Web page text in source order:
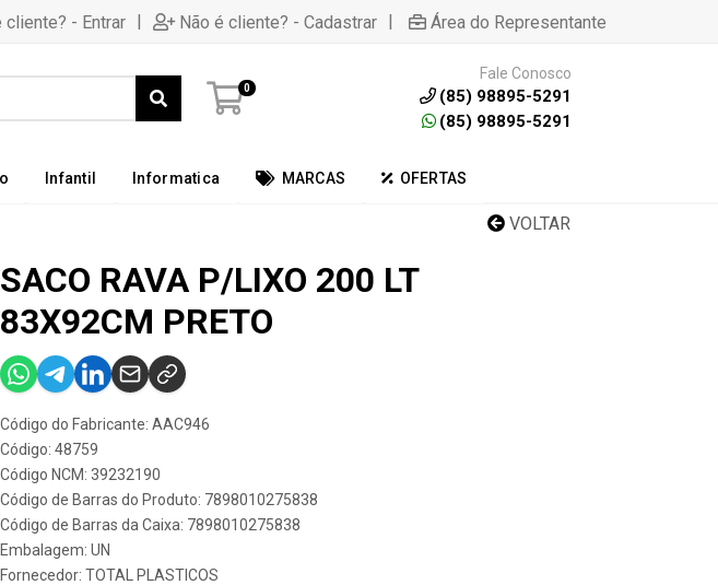
cliente? - Entrar | Não é cliente? - Cadastrar | Área do Representante
0
Fale Conosco
(85) 98895-5291
(85) 98895-5291
Infantil Informatica MARCAS OFERTAS
VOLTAR
SACO RAVA P/LIXO 200 LT
83X92CM PRETO
Código do Fabricante: AAC946
Código: 48759
Código NCM: 39232190
Código de Barras do Produto: 7898010275838
Código de Barras da Caixa: 7898010275838
Embalagem: UN
Fornecedor: TOTAL PLASTICOS